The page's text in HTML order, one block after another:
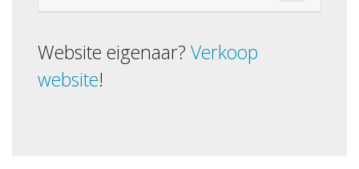
Website eigenaar? Verkoop
website!